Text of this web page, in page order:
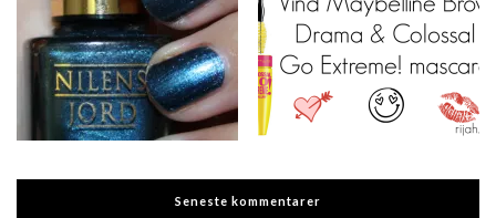
Seneste kommentarer